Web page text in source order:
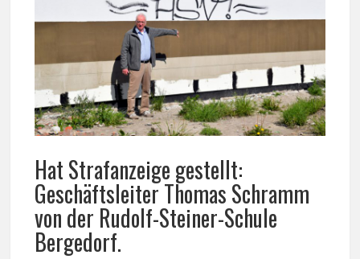
Hat Strafanzeige gestellt:
Geschäftsleiter Thomas Schramm
von der Rudolf-Steiner-Schule
Bergedorf.